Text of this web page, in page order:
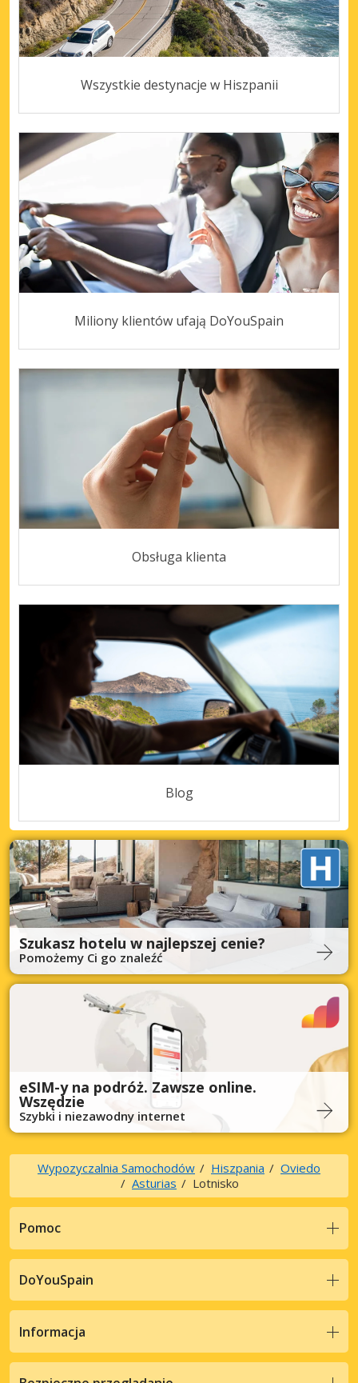
Wszystkie destynacje w Hiszpanii
Miliony klientów ufają DoYouSpain
Obsługa klienta
Blog
Szukasz hotelu w najlepszej cenie?
Pomożemy Ci go znaleźć
eSIM-y na podróż. Zawsze online.
Wszędzie
Szybki i niezawodny internet
Wypozyczalnia Samochodów Hiszpania
Oviedo
Asturias
Lotnisko
Pomoc
DoYouSpain
Informacja